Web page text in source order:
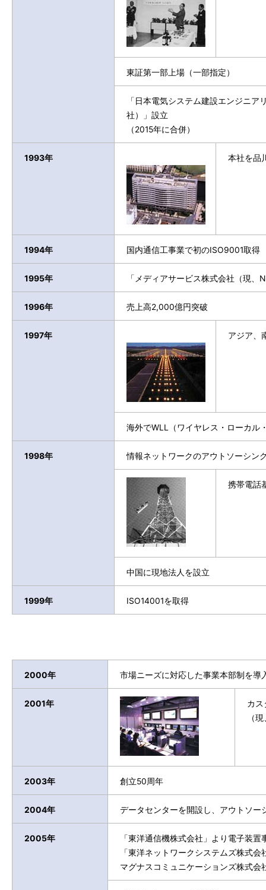
東証第一部上場（一部指定）
「日本電気システム建設エンジニ
社）」設立
（2015年に合併）
1993年 本社を品
1994年 国内通信工事業で初のISO9001取得
1995年 「メディアサービス株式会社（現
1996年 売上高2,000億円突破
1997年 アジア、
海外でWLL（ワイヤレス・ローカル
1998年 情報ネットワークのアウトソーシン
携帯電話
中国に現地法人を設立
1999年 ISO14001を取得
2000年 市場ニーズに対応した事業本部制を導
2001年
カス
（
2003年 創立50周年
2004年 データセンターを開設し、アウトソー
2005年
「東洋通信機株式会社」より電子装
「東洋ネットワークシステムズ株式
マグナスコミュニケーションズ株式会